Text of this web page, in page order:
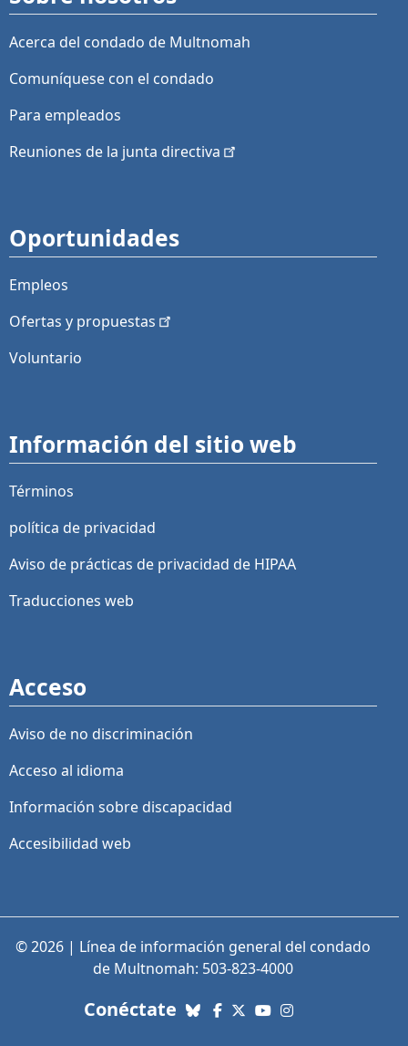
Acerca del condado de Multnomah
Comuníquese con el condado
Para empleados
Reuniones de la junta directiva
Oportunidades
Empleos
Ofertas y propuestas
Voluntario
Información del sitio web
Términos
política de privacidad
Aviso de prácticas de privacidad de HIPAA
Traducciones web
Acceso
Aviso de no discriminación
Acceso al idioma
Información sobre discapacidad
Accesibilidad web
© 2026 | Línea de información general del condado
de Multnomah: 503-823-4000
Conéctate con nosotros. Enlaces a
Bluesky
Facebook
X (Twitter)
YouTube
Instagram